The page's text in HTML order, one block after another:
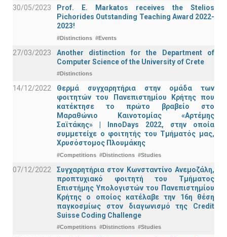
30/05/2023
Prof. E. Markatos receives the Stelios
Pichorides Outstanding Teaching Award 2022-
2023!
#Distinctions #Events
27/03/2023
Another distinction for the Department of
Computer Science of the University of Crete
#Distinctions
14/12/2022
Θερμά συγχαρητήρια στην ομάδα των
φοιτητών του Πανεπιστημίου Κρήτης που
κατέκτησε το πρώτο βραβείο στο
Μαραθώνιο Καινοτομίας «Αρτέμης
Σαϊτάκης» | InnoDays 2022, στην οποία
συμμετείχε ο φοιτητής του Τμήματός μας,
Χρυσόστομος Πλουμάκης
#Competitions #Distinctions #Studies
07/12/2022
Συγχαρητήρια στον Κωνσταντίνο Ανεμοζάλη,
προπτυχιακό φοιτητή του Τμήματος
Επιστήμης Υπολογιστών του Πανεπιστημίου
Κρήτης ο οποίος κατέλαβε την 16η θέση
παγκοσμίως στον διαγωνισμό της Credit
Suisse Coding Challenge
#Competitions #Distinctions #Studies